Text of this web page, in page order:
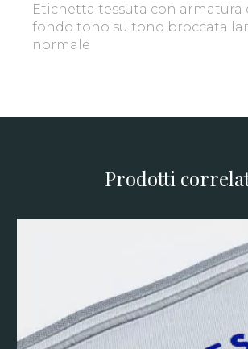
Etichetta tessuta con armatura
fondo tono su tono broccata
normale
Prodotti